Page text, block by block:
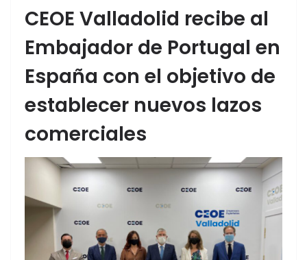
CEOE Valladolid recibe al
Embajador de Portugal en
España con el objetivo de
establecer nuevos lazos
comerciales